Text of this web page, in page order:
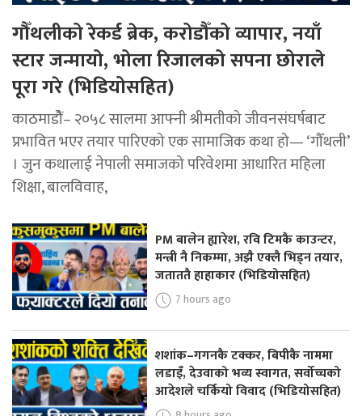
गौँथलीको रेकर्ड ब्रेक, करोडौँको व्यापार, नयाँ
स्टार जन्मायो, भोला रिजालको सपना छोराले
पूरा गरे (भिडियोसहित)
काठमाडोैं– २०५८ सालमा आफ्नी श्रीमतीको जीवनसंघर्षबाट
प्रभावित भएर तयार पारिएको एक सामाजिक कथा हो— ‘गौँथली’
। जुन कथालाई नेपाली समाजको परिवेशमा आधारित महिला
शिक्षा, बालविवाह,
PM बालेन ह्यारेश, रवि टिमकै काउन्टर,
मन्त्री नै निकम्मा, अझै एक्लै भिड्न तयार,
जताततै हाहाकार (भिडियोसहित)
7 hours ago
शशांक–गगनकै टक्कर, बिपीकै नाममा
लडाइँ, देउवाको भव्य स्वागत, सर्वोच्चको
आदेशले चर्कियो विवाद (भिडियोसहित)